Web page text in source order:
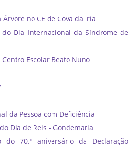
no CE de Cova da Iria
do Dia Internacional da Síndrome de
Centro Escolar Beato Nuno
da Pessoa com Deficiência
Dia de Reis - Gondemaria
do 70.º aniversário da Declaração